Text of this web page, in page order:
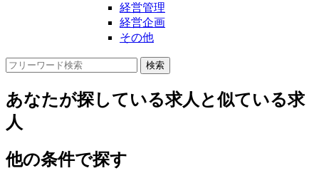
経営管理
経営企画
その他
あなたが探している求人と似ている求
人
他の条件で探す